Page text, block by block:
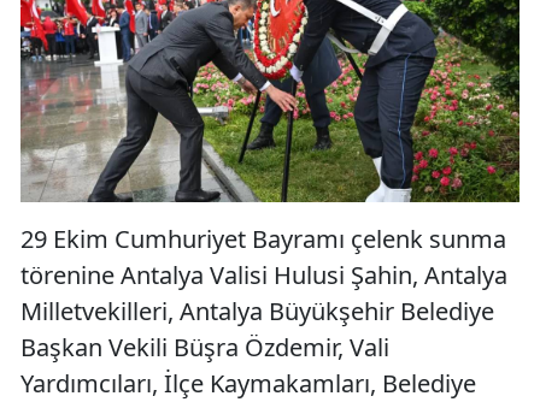
29 Ekim Cumhuriyet Bayramı çelenk sunma
törenine Antalya Valisi Hulusi Şahin, Antalya
Milletvekilleri, Antalya Büyükşehir Belediye
Başkan Vekili Büşra Özdemir, Vali
Yardımcıları, İlçe Kaymakamları, Belediye